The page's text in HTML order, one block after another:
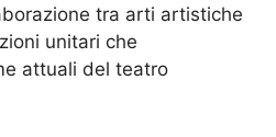
tra arti artistiche
unitari che
attuali del teatro